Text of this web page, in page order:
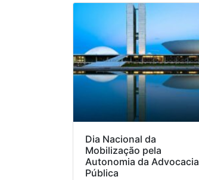
Dia Nacional da
Mobilização pela
Autonomia da Advocacia
Pública